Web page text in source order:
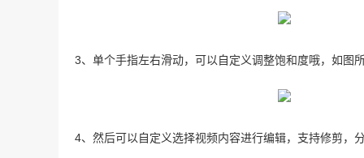
3、单个手指左右滑动，可以自定义调整饱和度哦，如图所
4、然后可以自定义选择视频内容进行编辑，支持修剪，